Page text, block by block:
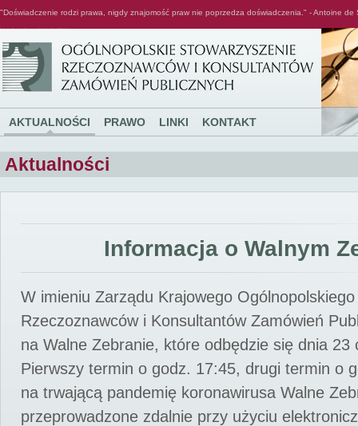
"Doświadczenie rodzi prawa, nigdy znajomość praw nie poprzedza doświadczenia." - Antoine de
AKTUALNOŚCI PRAWO LINKI KONTAKT
Aktualności
Informacja o Walnym
W imieniu Zarządu Krajowego
Rzeczoznawców i Konsultantów Zamówień
na Walne Zebranie, które odbędzie się dnia 23
Pierwszy termin o godz. 17:45, drugi termin o
na trwającą pandemię koronawirusa Walne
przeprowadzone zdalnie przy użyciu